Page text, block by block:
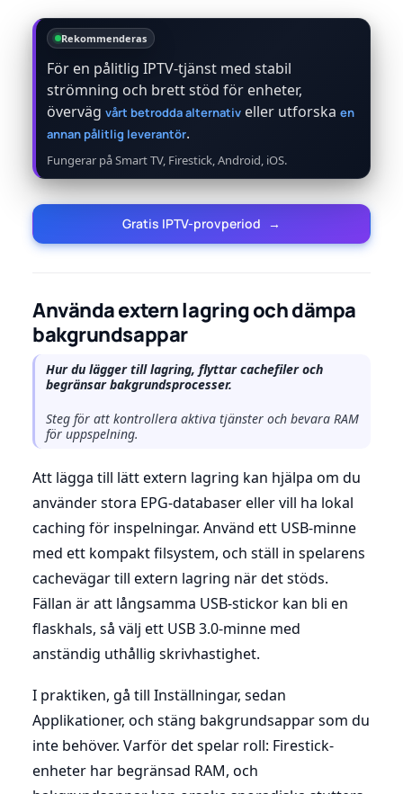
Rekommenderas
För en pålitlig IPTV-tjänst med stabil
strömning och brett stöd för enheter,
överväg vårt betrodda alternativ eller utforska en
annan pålitlig leverantör.
Fungerar på Smart TV, Firestick, Android, iOS.
Gratis IPTV-provperiod →
Använda extern lagring och dämpa
bakgrundsappar
Hur du lägger till lagring, flyttar cachefiler och
begränsar bakgrundsprocesser.
Steg för att kontrollera aktiva tjänster och bevara RAM
för uppspelning.
Att lägga till lätt extern lagring kan hjälpa om du
använder stora EPG-databaser eller vill ha lokal
caching för inspelningar. Använd ett USB-minne
med ett kompakt filsystem, och ställ in spelarens
cachevägar till extern lagring när det stöds.
Fällan är att långsamma USB-stickor kan bli en
flaskhals, så välj ett USB 3.0-minne med
anständig uthållig skrivhastighet.
I praktiken, gå till Inställningar, sedan
Applikationer, och stäng bakgrundsappar som du
inte behöver. Varför det spelar roll: Firestick-
enheter har begränsad RAM, och